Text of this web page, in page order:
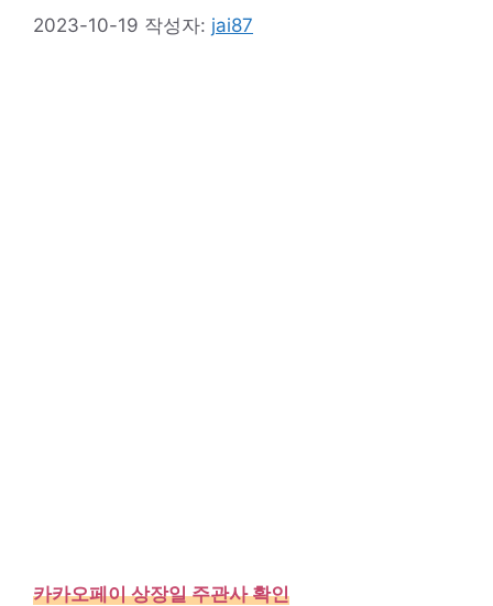
2023-10-19 작성자: jai87
카카오페이 상장일 주관사 확인